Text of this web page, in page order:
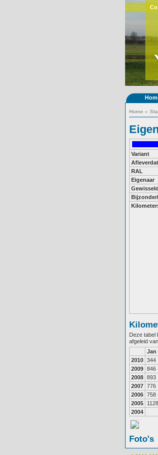
Home »
Variant
RAL
Eigenaar
Gewisseld
Deze tabel
afgeleid
Jan
2010 344
2009 846
2008 893
2007 776
2006 758
2005
1128
2004
Foto's